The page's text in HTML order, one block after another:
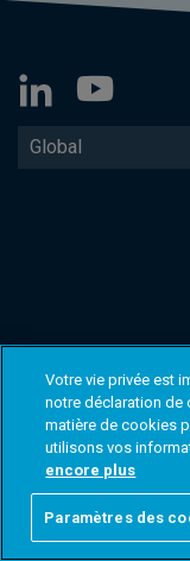
Global
Votre vie privée est
notre déclaration de
matière de cookies
utilisons vos
encore plus
Paramètres des